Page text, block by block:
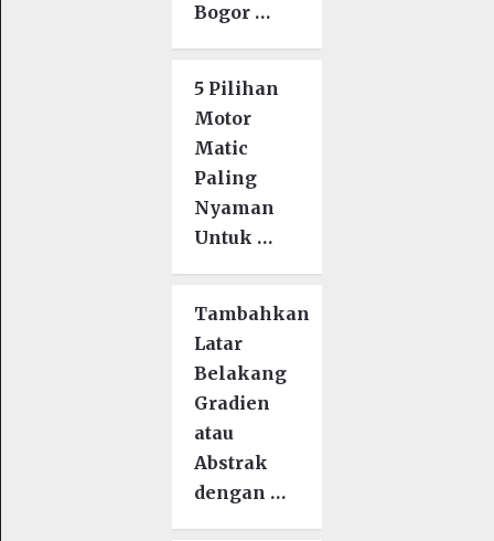
Bogor …
5 Pilihan
Motor
Matic
Paling
Nyaman
Untuk …
Tambahkan
Latar
Belakang
Gradien
atau
Abstrak
dengan …